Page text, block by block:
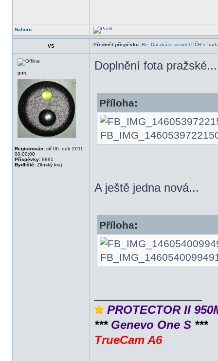
Nahoru
VS Předmět příspěvku: Re: Databáze vozidel PČR s
guru
Registrován: stř 06. dub 2011
00:00:00
Příspěvky: 8891
Bydliště: Zlínský kraj
Doplnění fota pražské...
Příloha:
A ještě jedna nová...
Příloha:
PROTECTOR II
***Genevo One S ***
TrueCam A6